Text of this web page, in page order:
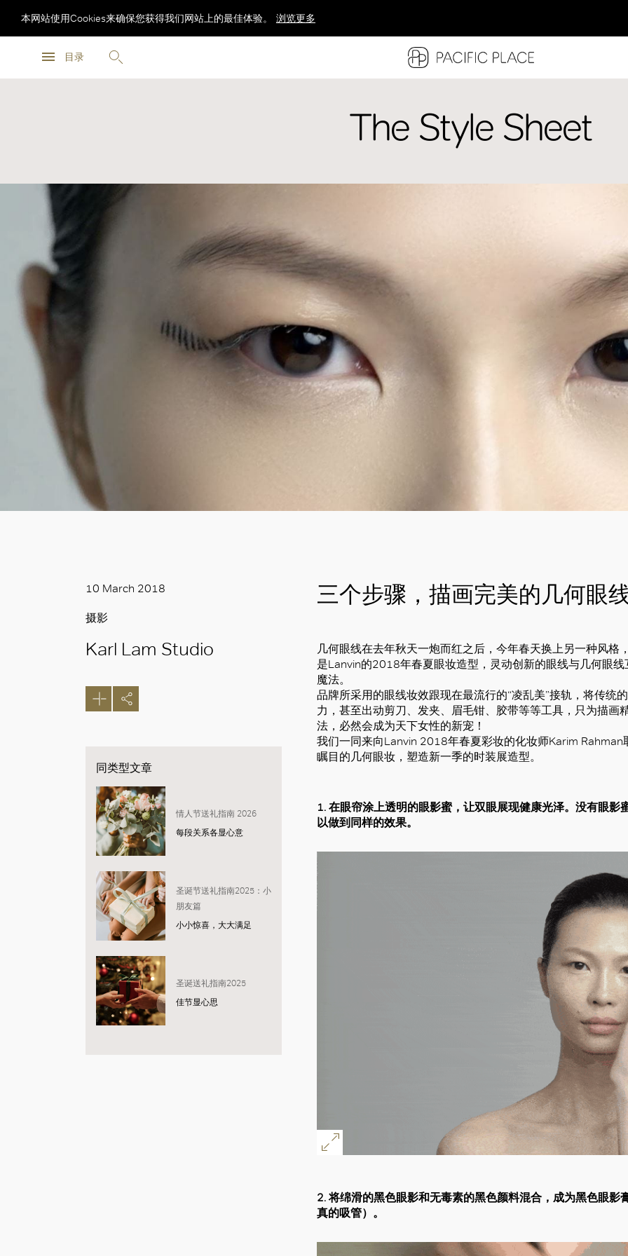
目录
本网站使用Cookies来确保您获得我们网站上的最佳体验。 浏览更多
The Style Sheet
10 March 2018
摄影
Karl Lam Studio
同类型文章
情人节送礼指南 2026
每段关系各显心意
圣诞节送礼指南2025：小
朋友篇
小小惊喜，大大满足
圣诞送礼指南2025
佳节显心思
三个步骤，描画完美的几何眼
几何眼线在去年秋天一炮而红之后，今年春天换上另一种风
是Lanvin的2018年春夏眼妆造型，灵动创新的眼线与几何眼
魔法。
品牌所采用的眼线妆效跟现在最流行的“凌乱美”接轨，将传统
力，甚至出动剪刀、发夹、眉毛钳、胶带等等工具，只为描画
法，必然会成为天下女性的新宠！
我们一同来向Lanvin 2018年春夏彩妆的化妆师Karim
瞩目的几何眼妆，塑造新一季的时装展造型。
1. 在眼帘涂上透明的眼影蜜，让双眼展现健康光泽。没有眼
以做到同样的效果。
2. 将绵滑的黑色眼影和无毒素的黑色颜料混合，成为黑色眼
真的吸管）。